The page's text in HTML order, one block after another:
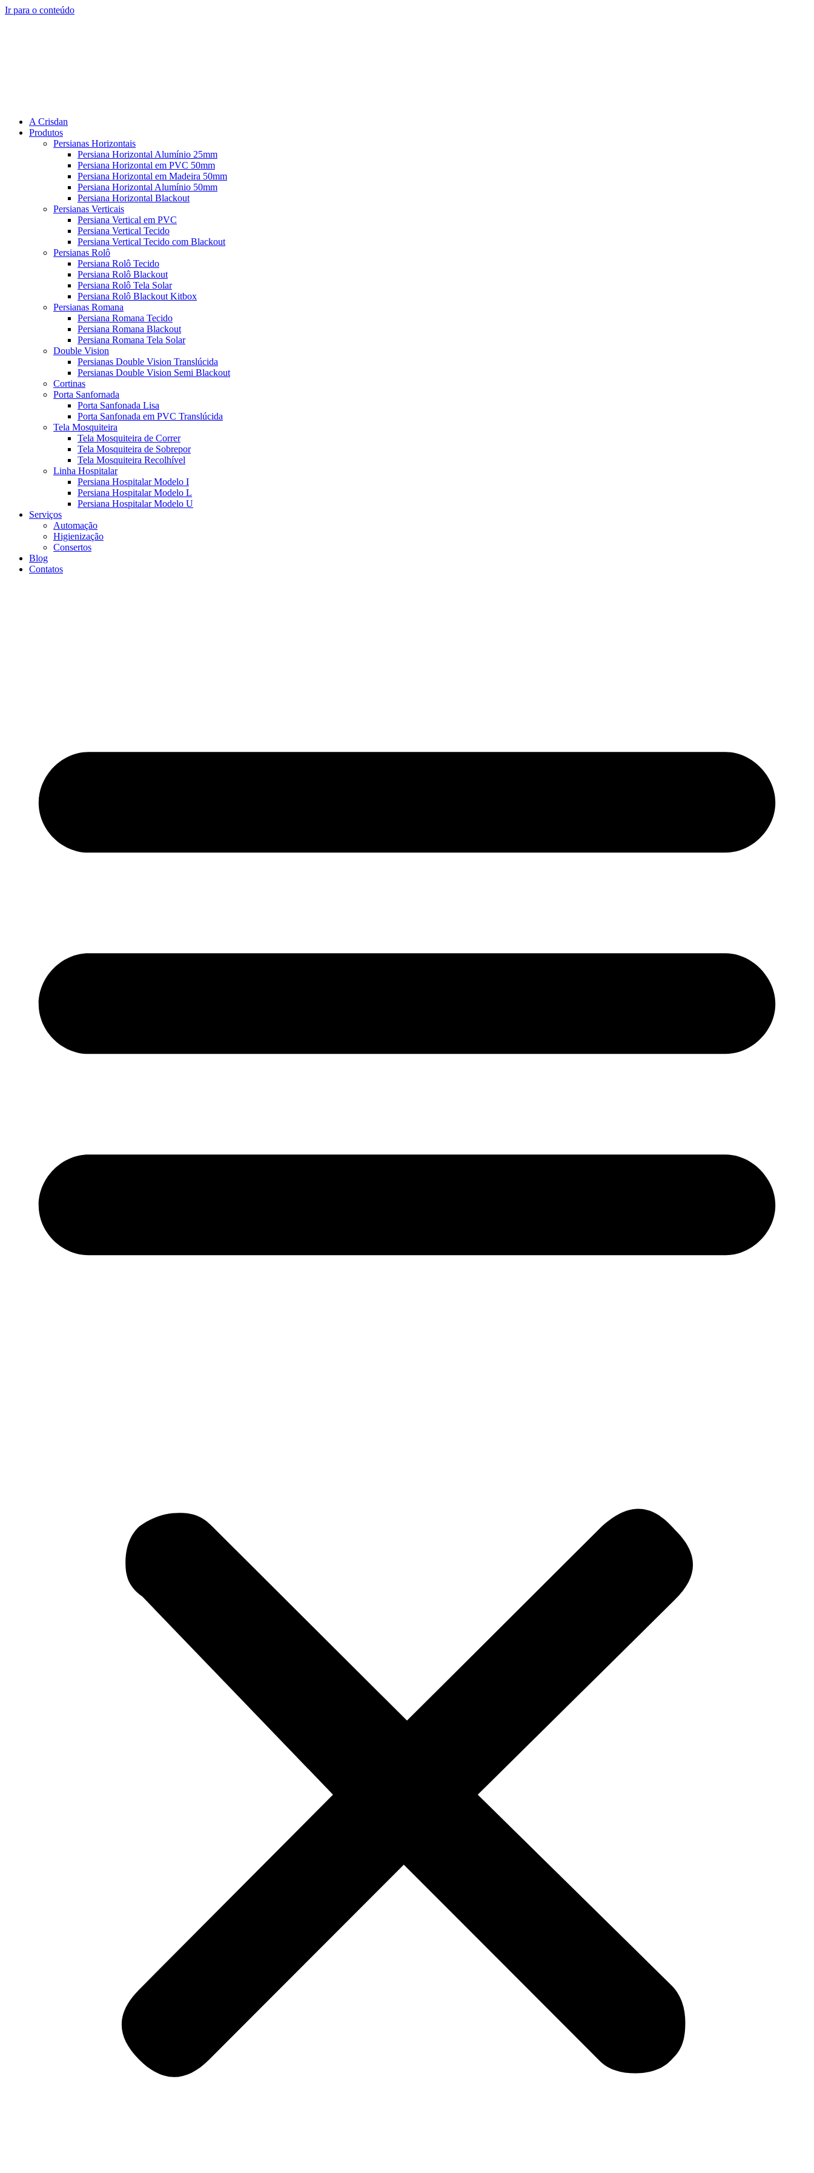
Ir para o conteúdo
A Crisdan
Produtos
Persianas Horizontais
Persiana Horizontal Alumínio 25mm
Persiana Horizontal em PVC 50mm
Persiana Horizontal em Madeira 50mm
Persiana Horizontal Alumínio 50mm
Persiana Horizontal Blackout
Persianas Verticais
Persiana Vertical em PVC
Persiana Vertical Tecido
Persiana Vertical Tecido com Blackout
Persianas Rolô
Persiana Rolô Tecido
Persiana Rolô Blackout
Persiana Rolô Tela Solar
Persiana Rolô Blackout Kitbox
Persianas Romana
Persiana Romana Tecido
Persiana Romana Blackout
Persiana Romana Tela Solar
Double Vision
Persianas Double Vision Translúcida
Persianas Double Vision Semi Blackout
Cortinas
Porta Sanfornada
Porta Sanfonada Lisa
Porta Sanfonada em PVC Translúcida
Tela Mosquiteira
Tela Mosquiteira de Correr
Tela Mosquiteira de Sobrepor
Tela Mosquiteira Recolhível
Linha Hospitalar
Persiana Hospitalar Modelo I
Persiana Hospitalar Modelo L
Persiana Hospitalar Modelo U
Serviços
Automação
Higienização
Consertos
Blog
Contatos